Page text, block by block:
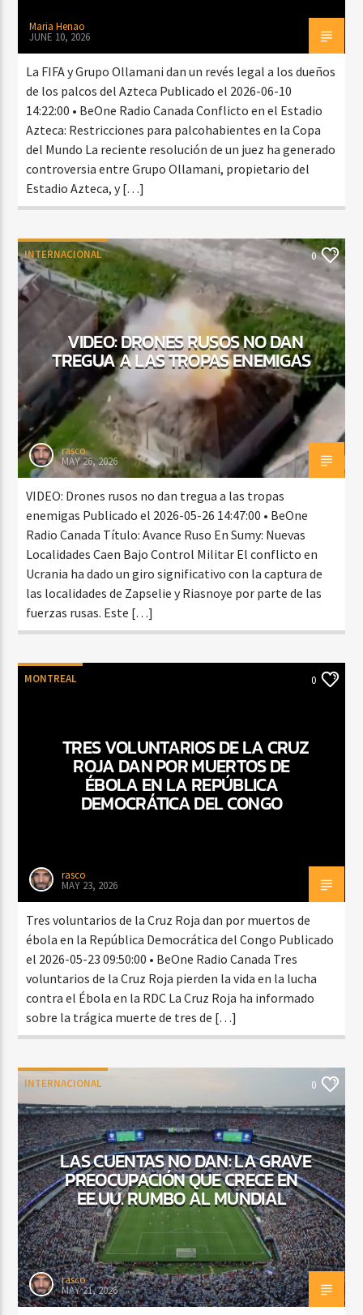
Maria Henao
JUNE 10, 2026
La FIFA y Grupo Ollamani dan un revés legal a los dueños
de los palcos del Azteca Publicado el 2026-06-10
14:22:00 • BeOne Radio Canada Conflicto en el Estadio
Azteca: Restricciones para palcohabientes en la Copa
del Mundo La reciente resolución de un juez ha generado
controversia entre Grupo Ollamani, propietario del
Estadio Azteca, y […]
INTERNACIONAL 0
VIDEO: DRONES RUSOS NO DAN
TREGUA A LAS TROPAS ENEMIGAS
rasco
MAY 26, 2026
VIDEO: Drones rusos no dan tregua a las tropas
enemigas Publicado el 2026-05-26 14:47:00 • BeOne
Radio Canada Título: Avance Ruso En Sumy: Nuevas
Localidades Caen Bajo Control Militar El conflicto en
Ucrania ha dado un giro significativo con la captura de
las localidades de Zapselie y Riasnoye por parte de las
fuerzas rusas. Este […]
MONTREAL 0
TRES VOLUNTARIOS DE LA CRUZ
ROJA DAN POR MUERTOS DE
ÉBOLA EN LA REPÚBLICA
DEMOCRÁTICA DEL CONGO
rasco
MAY 23, 2026
Tres voluntarios de la Cruz Roja dan por muertos de
ébola en la República Democrática del Congo Publicado
el 2026-05-23 09:50:00 • BeOne Radio Canada Tres
voluntarios de la Cruz Roja pierden la vida en la lucha
contra el Ébola en la RDC La Cruz Roja ha informado
sobre la trágica muerte de tres de […]
INTERNACIONAL 0
LAS CUENTAS NO DAN: LA GRAVE
PREOCUPACIÓN QUE CRECE EN
EE.UU. RUMBO AL MUNDIAL
rasco
MAY 21, 2026